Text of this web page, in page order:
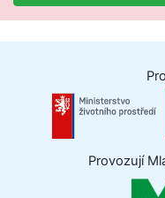
Provozují